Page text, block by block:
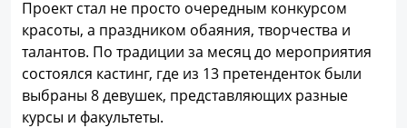
Проект стал не просто очередным конкурсом
красоты, а праздником обаяния, творчества и
талантов. По традиции за месяц до мероприятия
состоялся кастинг, где из 13 претенденток были
выбраны 8 девушек, представляющих разные
курсы и факультеты.